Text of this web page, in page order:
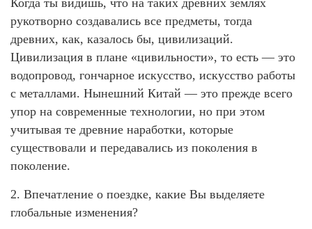
Когда ты видишь, что на таких древних землях
рукотворно создавались все предметы, тогда
древних, как, казалось бы, цивилизаций.
Цивилизация в плане «цивильности», то есть — это
водопровод, гончарное искусство, искусство работы
с металлами. Нынешний Китай — это прежде всего
упор на современные технологии, но при этом
учитывая те древние наработки, которые
существовали и передавались из поколения в
поколение.
2. Впечатление о поездке, какие Вы выделяете
глобальные изменения?